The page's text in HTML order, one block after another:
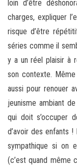
loin d’être
charges, expliquer
risque d’être
séries comme il
y a un réel plaisir à
son contexte.
aussi pour renouer
jeunisme ambiant
qui doit s’occuper
d’avoir des enfants
sympathique si on
(c’est quand même